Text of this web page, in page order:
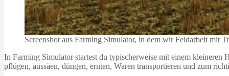
Screenshot aus Farming Simulator, in dem wir Feldarbeit mit
In Farming Simulator startest du typischerweise mit einem
pflügen, aussäen, düngen, ernten, Waren transportieren und zum